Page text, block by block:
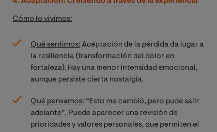
Cómo lo vivimos:
Qué sentimos: Aceptación de la pérdida da lugar a
la resiliencia (transformación del dolor en
fortaleza). Hay una menor intensidad emocional,
aunque persiste cierta nostalgia.
Qué pensamos: “Esto me cambió, pero pude salir
adelante”. Puede aparecer una revisión de
prioridades y valores personales, que permiten el